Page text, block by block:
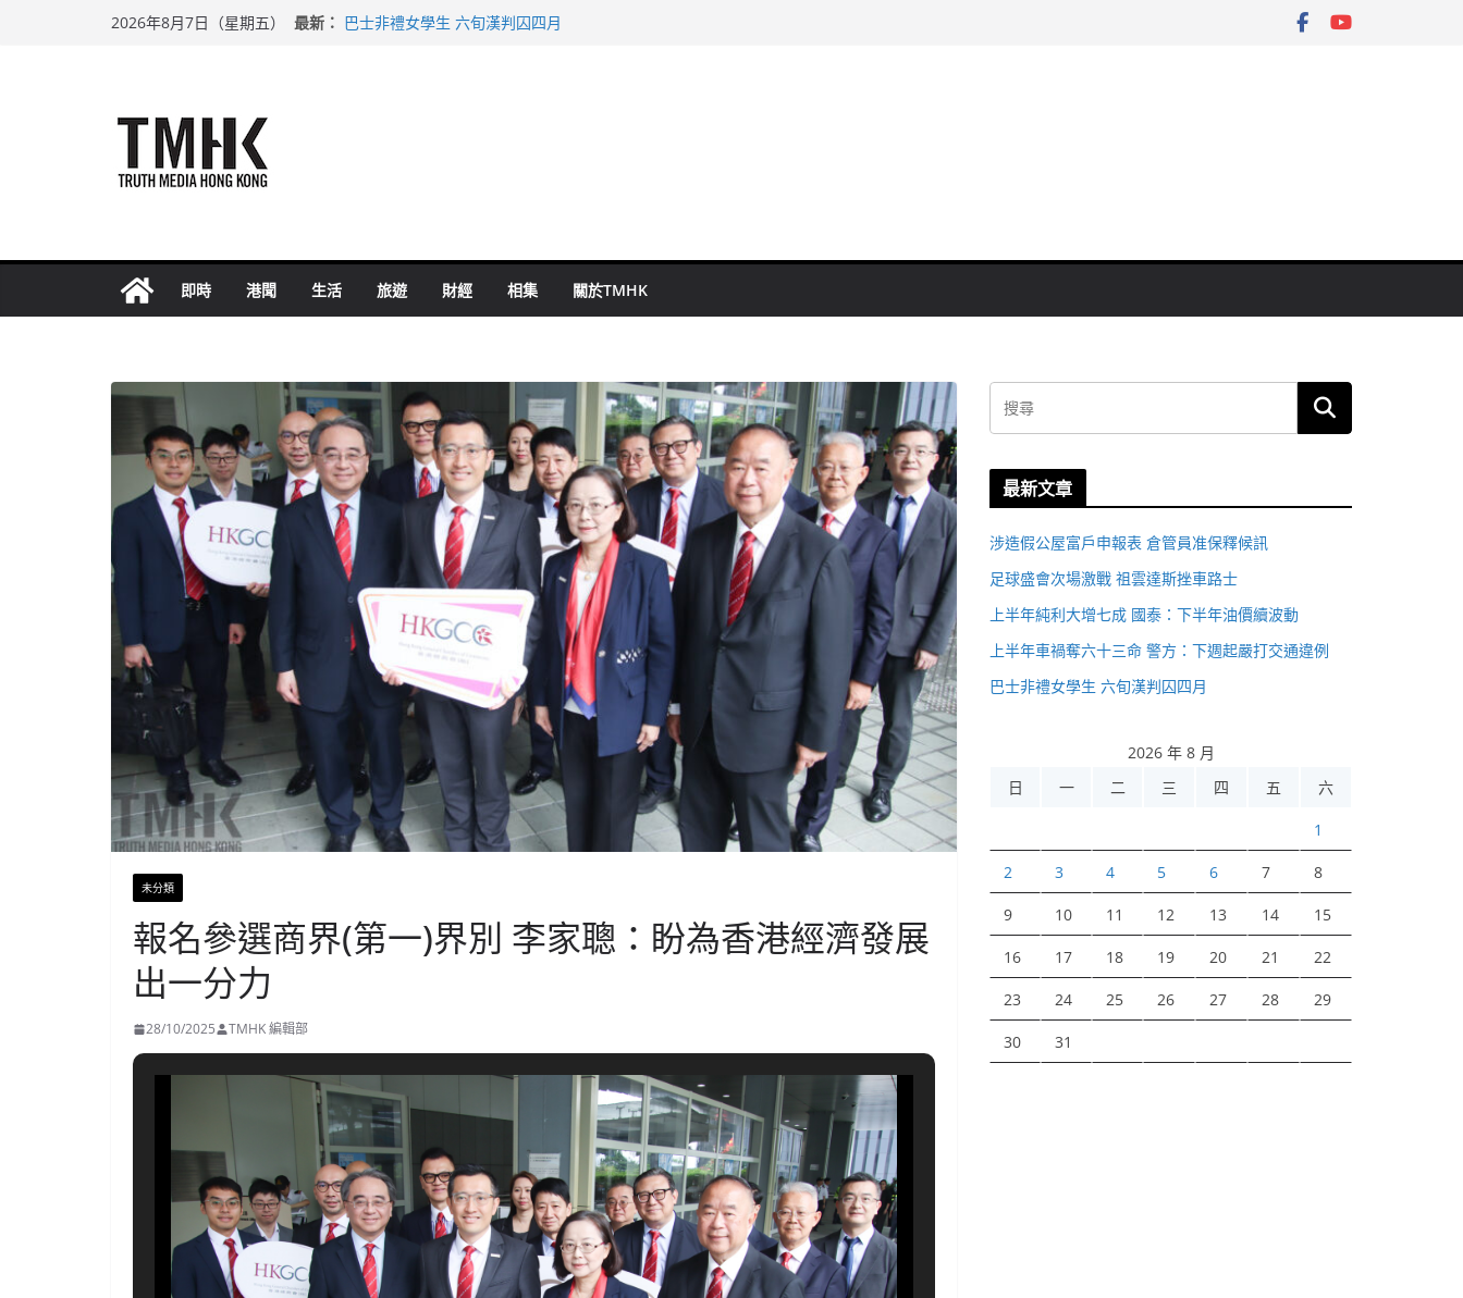
2026年8月7日（星期五） 最新： 巴士非禮女學生 六旬漢判囚四月
即時 港聞 生活 旅遊 財經 相集 關於TMHK
未分類
報名參選商界(第一)界別 李家聰：盼為香港經濟發展
出一分力
28/10/2025 TMHK 編輯部
最新文章
涉造假公屋富戶申報表 倉管員准保釋候訊
足球盛會次場激戰 祖雲達斯挫車路士
上半年純利大增七成 國泰：下半年油價續波動
上半年車禍奪六十三命 警方：下週起嚴打交通違例
巴士非禮女學生 六旬漢判囚四月
2026 年 8 月
日
一 二 三 四 五 六
1
2 3 4 5 6 7 8
9 10 11 12 13 14 15
16 17 18 19 20 21 22
23 24 25 26 27 28 29
30 31